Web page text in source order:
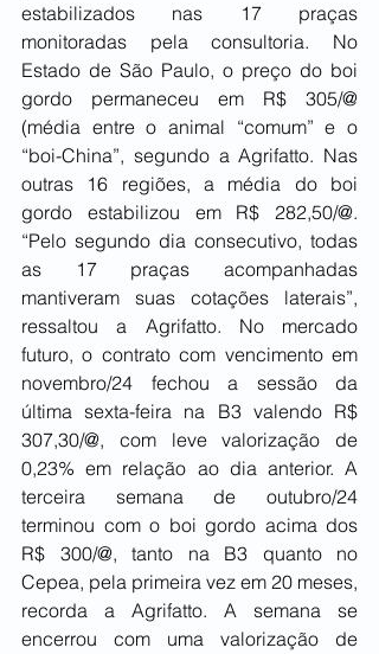
estabilizados nas 17 praças
monitoradas pela consultoria. No
Estado de São Paulo, o preço do boi
gordo permaneceu em R$ 305/@
(média entre o animal “comum” e o
“boi-China”, segundo a Agrifatto. Nas
outras 16 regiões, a média do boi
gordo estabilizou em R$ 282,50/@.
“Pelo segundo dia consecutivo, todas
as 17 praças acompanhadas
mantiveram suas cotações laterais”,
ressaltou a Agrifatto. No mercado
futuro, o contrato com vencimento em
novembro/24 fechou a sessão da
última sexta-feira na B3 valendo R$
307,30/@, com leve valorização de
0,23% em relação ao dia anterior. A
terceira semana de outubro/24
terminou com o boi gordo acima dos
R$ 300/@, tanto na B3 quanto no
Cepea, pela primeira vez em 20 meses,
recorda a Agrifatto. A semana se
encerrou com uma valorização de